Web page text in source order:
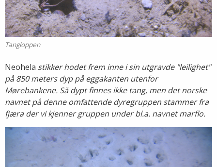
Tangloppen
Neohela stikker hodet frem inne i sin utgravde "leilighet"
på 850 meters dyp på eggakanten utenfor
Mørebankene. Så dypt finnes ikke tang, men det norske
navnet på denne omfattende dyregruppen stammer fra
fjæra der vi kjenner gruppen under bl.a. navnet marflo.